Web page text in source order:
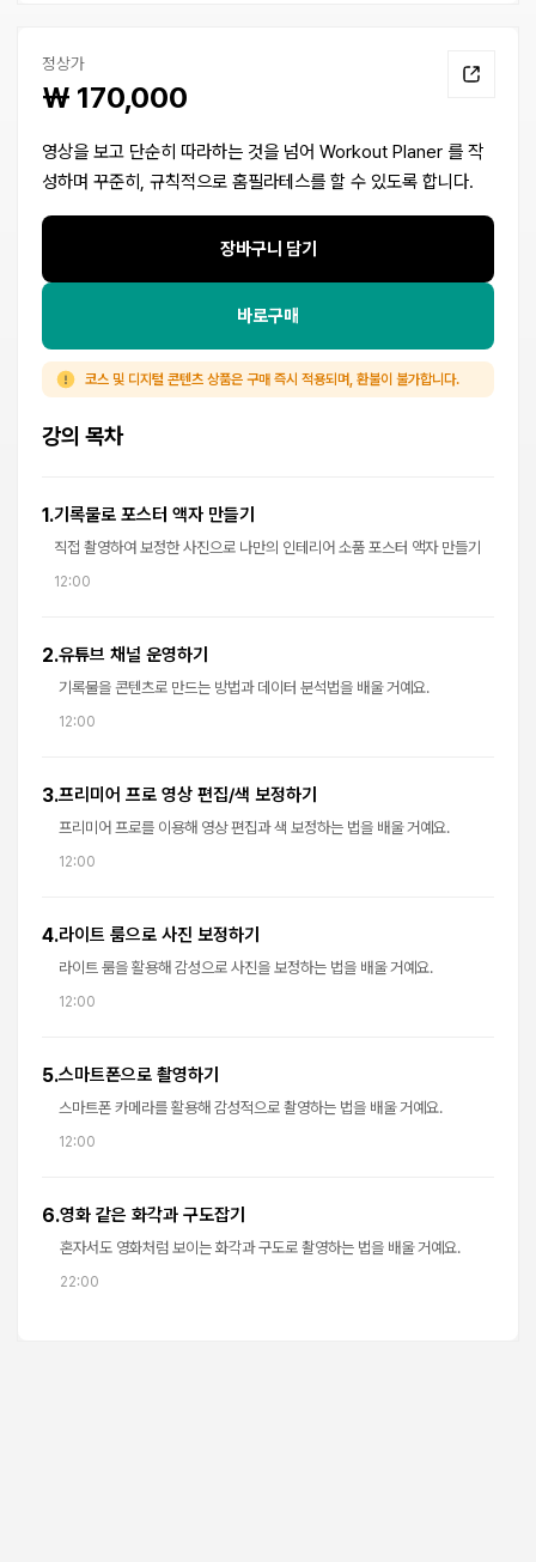
정상가
₩ 170,000
영상을 보고 단순히 따라하는 것을 넘어 Workout Planer 를 작
성하며 꾸준히, 규칙적으로 홈필라테스를 할 수 있도록 합니다.
장바구니 담기
바로구매
코스 및 디지털 콘텐츠 상품은 구매 즉시 적용되며, 환불이 불가합니다.
강의 목차
1.기록물로 포스터 액자 만들기
직접 촬영하여 보정한 사진으로 나만의 인테리어 소품 포스터 액자 만들기
12:00
2.유튜브 채널 운영하기
기록물을 콘텐츠로 만드는 방법과 데이터 분석법을 배울 거예요.
12:00
3.프리미어 프로 영상 편집/색 보정하기
프리미어 프로를 이용해 영상 편집과 색 보정하는 법을 배울 거예요.
12:00
4.라이트 룸으로 사진 보정하기
라이트 룸을 활용해 감성으로 사진을 보정하는 법을 배울 거예요.
12:00
5.스마트폰으로 촬영하기
스마트폰 카메라를 활용해 감성적으로 촬영하는 법을 배울 거예요.
12:00
6.영화 같은 화각과 구도잡기
혼자서도 영화처럼 보이는 화각과 구도로 촬영하는 법을 배울 거예요.
22:00